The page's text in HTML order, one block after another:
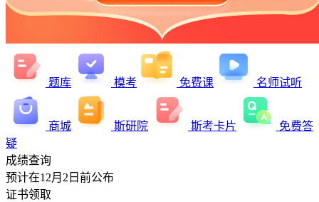
题库 模考 免费课 名师试听
商城 斯研院 斯考卡片
免费答
疑
成绩查询
预计在12月2日前公布
证书领取